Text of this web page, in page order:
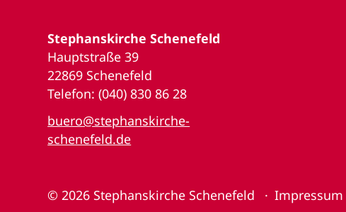
Stephanskirche Schenefeld
Hauptstraße 39
22869 Schenefeld
Telefon: (040) 830 86 28
buero@stephanskirche-
schenefeld.de
© 2026 Stephanskirche Schenefeld Impressum